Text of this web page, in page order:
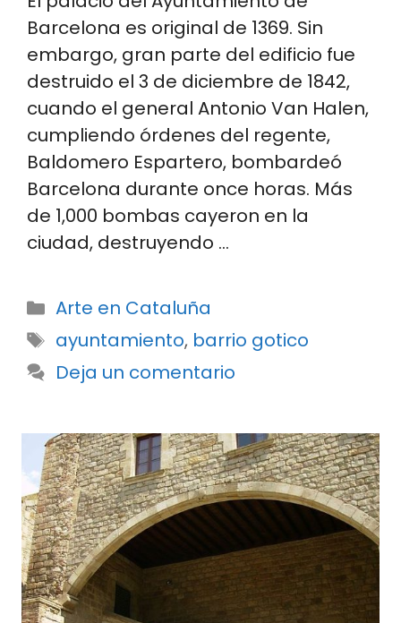
Barcelona es original de 1369. Sin
embargo, gran parte del edificio fue
destruido el 3 de diciembre de 1842,
cuando el general Antonio Van Halen,
cumpliendo órdenes del regente,
Baldomero Espartero, bombardeó
Barcelona durante once horas. Más
de 1,000 bombas cayeron en la
ciudad, destruyendo …
Categorías
Arte en Cataluña
Etiquetas
ayuntamiento, barrio gotico
Deja un comentario